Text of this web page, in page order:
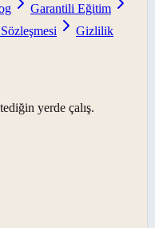
Garantili Eğitim
Gizlilik
yerde çalış.